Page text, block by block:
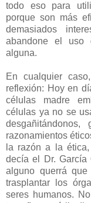
todo eso para
porque son más
demasiados
abandone el uso
alguna.
En cualquier
reflexión: Hoy en
células madre
células ya no se
razonamientos
la razón a la
decía el Dr. García
alguno querrá
trasplantar los
seres humanos.